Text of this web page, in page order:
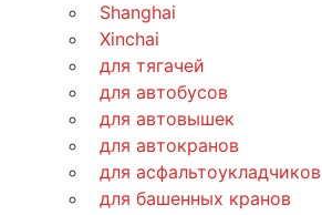
Shanghai
Xinchai
для тягачей
для автобусов
для автовышек
для автокранов
для асфальтоукладчиков
для башенных кранов